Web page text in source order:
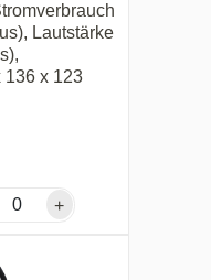
Lautstärke
136 x 123
+